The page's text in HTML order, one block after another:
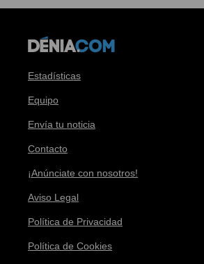
Estadísticas
Equipo
Envía tu noticia
Contacto
¡Anúnciate con nosotros!
Aviso Legal
Política de Privacidad
Política de Cookies